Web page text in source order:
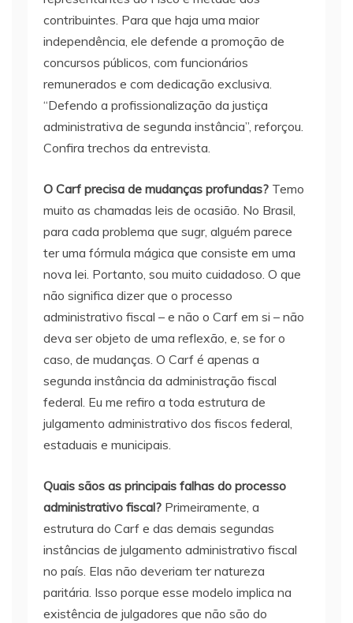
contribuintes. Para que haja uma maior
independência, ele defende a promoção de
concursos públicos, com funcionários
remunerados e com dedicação exclusiva.
“Defendo a profissionalização da justiça
administrativa de segunda instância”, reforçou.
Confira trechos da entrevista.
O Carf precisa de mudanças profundas? Temo
muito as chamadas leis de ocasião. No Brasil,
para cada problema que sugr, alguém parece
ter uma fórmula mágica que consiste em uma
nova lei. Portanto, sou muito cuidadoso. O que
não significa dizer que o processo
administrativo fiscal – e não o Carf em si – não
deva ser objeto de uma reflexão, e, se for o
caso, de mudanças. O Carf é apenas a
segunda instância da administração fiscal
federal. Eu me refiro a toda estrutura de
julgamento administrativo dos fiscos federal,
estaduais e municipais.
Quais sãos as principais falhas do processo
administrativo fiscal? Primeiramente, a
estrutura do Carf e das demais segundas
instâncias de julgamento administrativo fiscal
no país. Elas não deveriam ter natureza
paritária. Isso porque esse modelo implica na
existência de julgadores que não são do